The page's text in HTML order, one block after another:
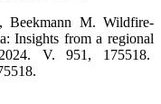
M. Wildfire-
Insights from a regional
V. 951, 175518.